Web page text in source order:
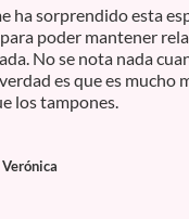
ha sorprendido esta
poder mantener
No se nota nada
es que es mucho
los tampones.
Verónica